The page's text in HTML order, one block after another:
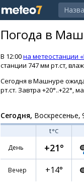
Погода в
В 12:00на метеостанции
станции 747 мм рт.ст,
Сегодня в Машнуре
рт.ст. Завтра +20°..+22°,
Сегодня, Воскресенье,
t°C
День
+21°
Вечер +14°